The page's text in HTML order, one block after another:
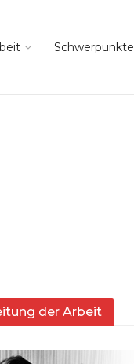
Schwerpunkte
der Arbeit